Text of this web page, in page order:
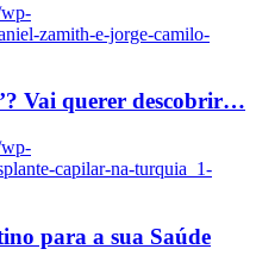
zamith-e-jorge-camilo-
Vai querer descobrir…
capilar-na-turquia_1-
para a sua Saúde